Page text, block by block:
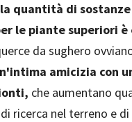
la quantità di
le piante superiori
da sughero
amicizia con
che aumentano
ricerca nel terreno e